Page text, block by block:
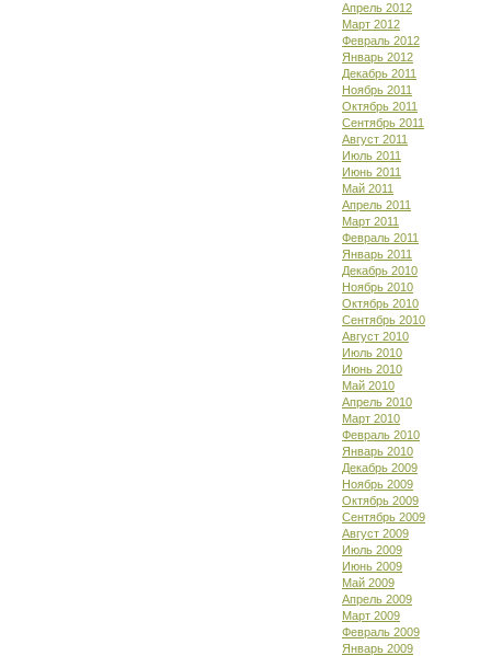
Апрель 2012
Март 2012
Февраль 2012
Январь 2012
Декабрь 2011
Ноябрь 2011
Октябрь 2011
Сентябрь 2011
Август 2011
Июль 2011
Июнь 2011
Май 2011
Апрель 2011
Март 2011
Февраль 2011
Январь 2011
Декабрь 2010
Ноябрь 2010
Октябрь 2010
Сентябрь 2010
Август 2010
Июль 2010
Июнь 2010
Май 2010
Апрель 2010
Март 2010
Февраль 2010
Январь 2010
Декабрь 2009
Ноябрь 2009
Октябрь 2009
Сентябрь 2009
Август 2009
Июль 2009
Июнь 2009
Май 2009
Апрель 2009
Март 2009
Февраль 2009
Январь 2009